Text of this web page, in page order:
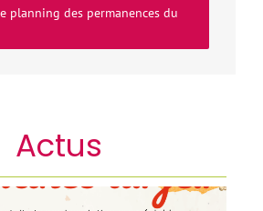
planning des permanences du
Actus